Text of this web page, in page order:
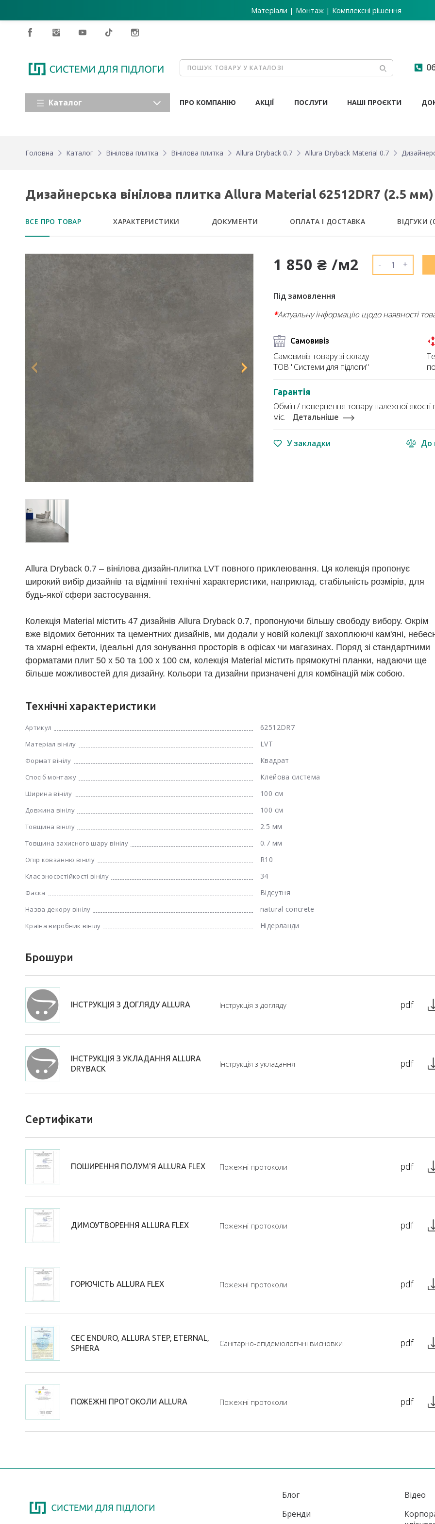
Матеріали | Монтаж | Комплексні рішення
Каталог ПРО КОМПАНІЮ АКЦІЇ ПОСЛУГИ НАШІ ПРОЄКТИ
Головна Каталог Вінілова плитка Вінілова плитка Allura Dryback 0.7 Allura Dryback Material 0.7
Дизайнерська вінілова плитка Allura Material 62512DR7 (2.5 мм)
ВСЕ ПРО ТОВАР ХАРАКТЕРИСТИКИ ДОКУМЕНТИ ОПЛАТА І ДОСТАВКА ВІДГУКИ (
1 850 ₴ /м2 - +
Під замовлення
*Актуальну інформацію щодо наявності
Самовивіз
Самовивіз товару зі складу
ТОВ "Системи для підлоги"
Гарантія
Обмін / повернення товару належної якості
міс.
Детальніше
У закладки До
Allura Dryback 0.7 – вінілова дизайн-плитка LVT повного приклеювання. Ця колекція пропонує
широкий вибір дизайнів та відмінні технічні характеристики, наприклад, стабільність розмірів, для
будь-якої сфери застосування.
Колекція Material містить 47 дизайнів Allura Dryback 0.7, пропонуючи більшу свободу вибору. Окрім
вже відомих бетонних та цементних дизайнів, ми додали у новій колекції захоплюючі кам'яні,
та хмарні ефекти, ідеальні для зонування просторів в офісах чи магазинах. Поряд зі стандартними
форматами плит 50 x 50 та 100 x 100 см, колекція Material містить прямокутні планки, надаючи ще
більше можливостей для дизайну. Кольори та дизайни призначені для комбінацій між собою.
Технічні характеристики
Артикул 62512DR7
Матеріал вінілу LVT
Формат вінілу Квадрат
Спосіб монтажу Клейова система
Ширина вінілу 100 см
Довжина вінілу 100 см
Товщина вінілу 2.5 мм
Товщина захисного шару вінілу 0.7 мм
Опір ковзанню вінілу R10
Клас зносостійкості вінілу 34
Фаска Відсутня
Назва декору вінілу natural concrete
Країна виробник вінілу Нідерланди
Брошури
ІНСТРУКЦІЯ З ДОГЛЯДУ ALLURA Інструкція з догляду pdf
ІНСТРУКЦІЯ З УКЛАДАННЯ ALLURA
DRYBACK
Інструкція з укладання pdf
Сертифікати
ПОШИРЕННЯ ПОЛУМ'Я ALLURA FLEX Пожежні протоколи pdf
ДИМОУТВОРЕННЯ ALLURA FLEX Пожежні протоколи pdf
ГОРЮЧІСТЬ ALLURA FLEX Пожежні протоколи pdf
СЕС ENDURO, ALLURA STEP, ETERNAL,
SPHERA
Санітарно-епідеміологічні висновки pdf
ПОЖЕЖНІ ПРОТОКОЛИ ALLURA Пожежні протоколи pdf
Блог
Бренди
Відео